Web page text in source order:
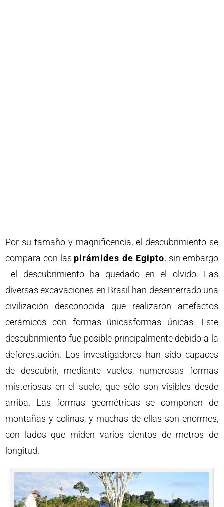
Por su tamaño y magnificencia, el descubrimiento se
compara con las pirámides de Egipto; sin embargo
el descubrimiento ha quedado en el olvido. Las
diversas excavaciones en Brasil han desenterrado una
civilización desconocida que realizaron artefactos
cerámicos con formas únicasformas únicas. Este
descubrimiento fue posible principalmente debido a la
deforestación. Los investigadores han sido capaces
de descubrir, mediante vuelos, numerosas formas
misteriosas en el suelo, que sólo son visibles desde
arriba. Las formas geométricas se componen de
montañas y colinas, y muchas de ellas son enormes,
con lados que miden varios cientos de metros de
longitud.